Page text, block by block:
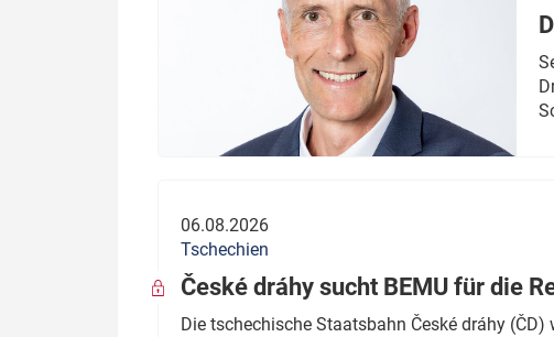
06.08.2026
Tschechien
České dráhy sucht BEMU für die
Die tschechische Staatsbahn České dráhy